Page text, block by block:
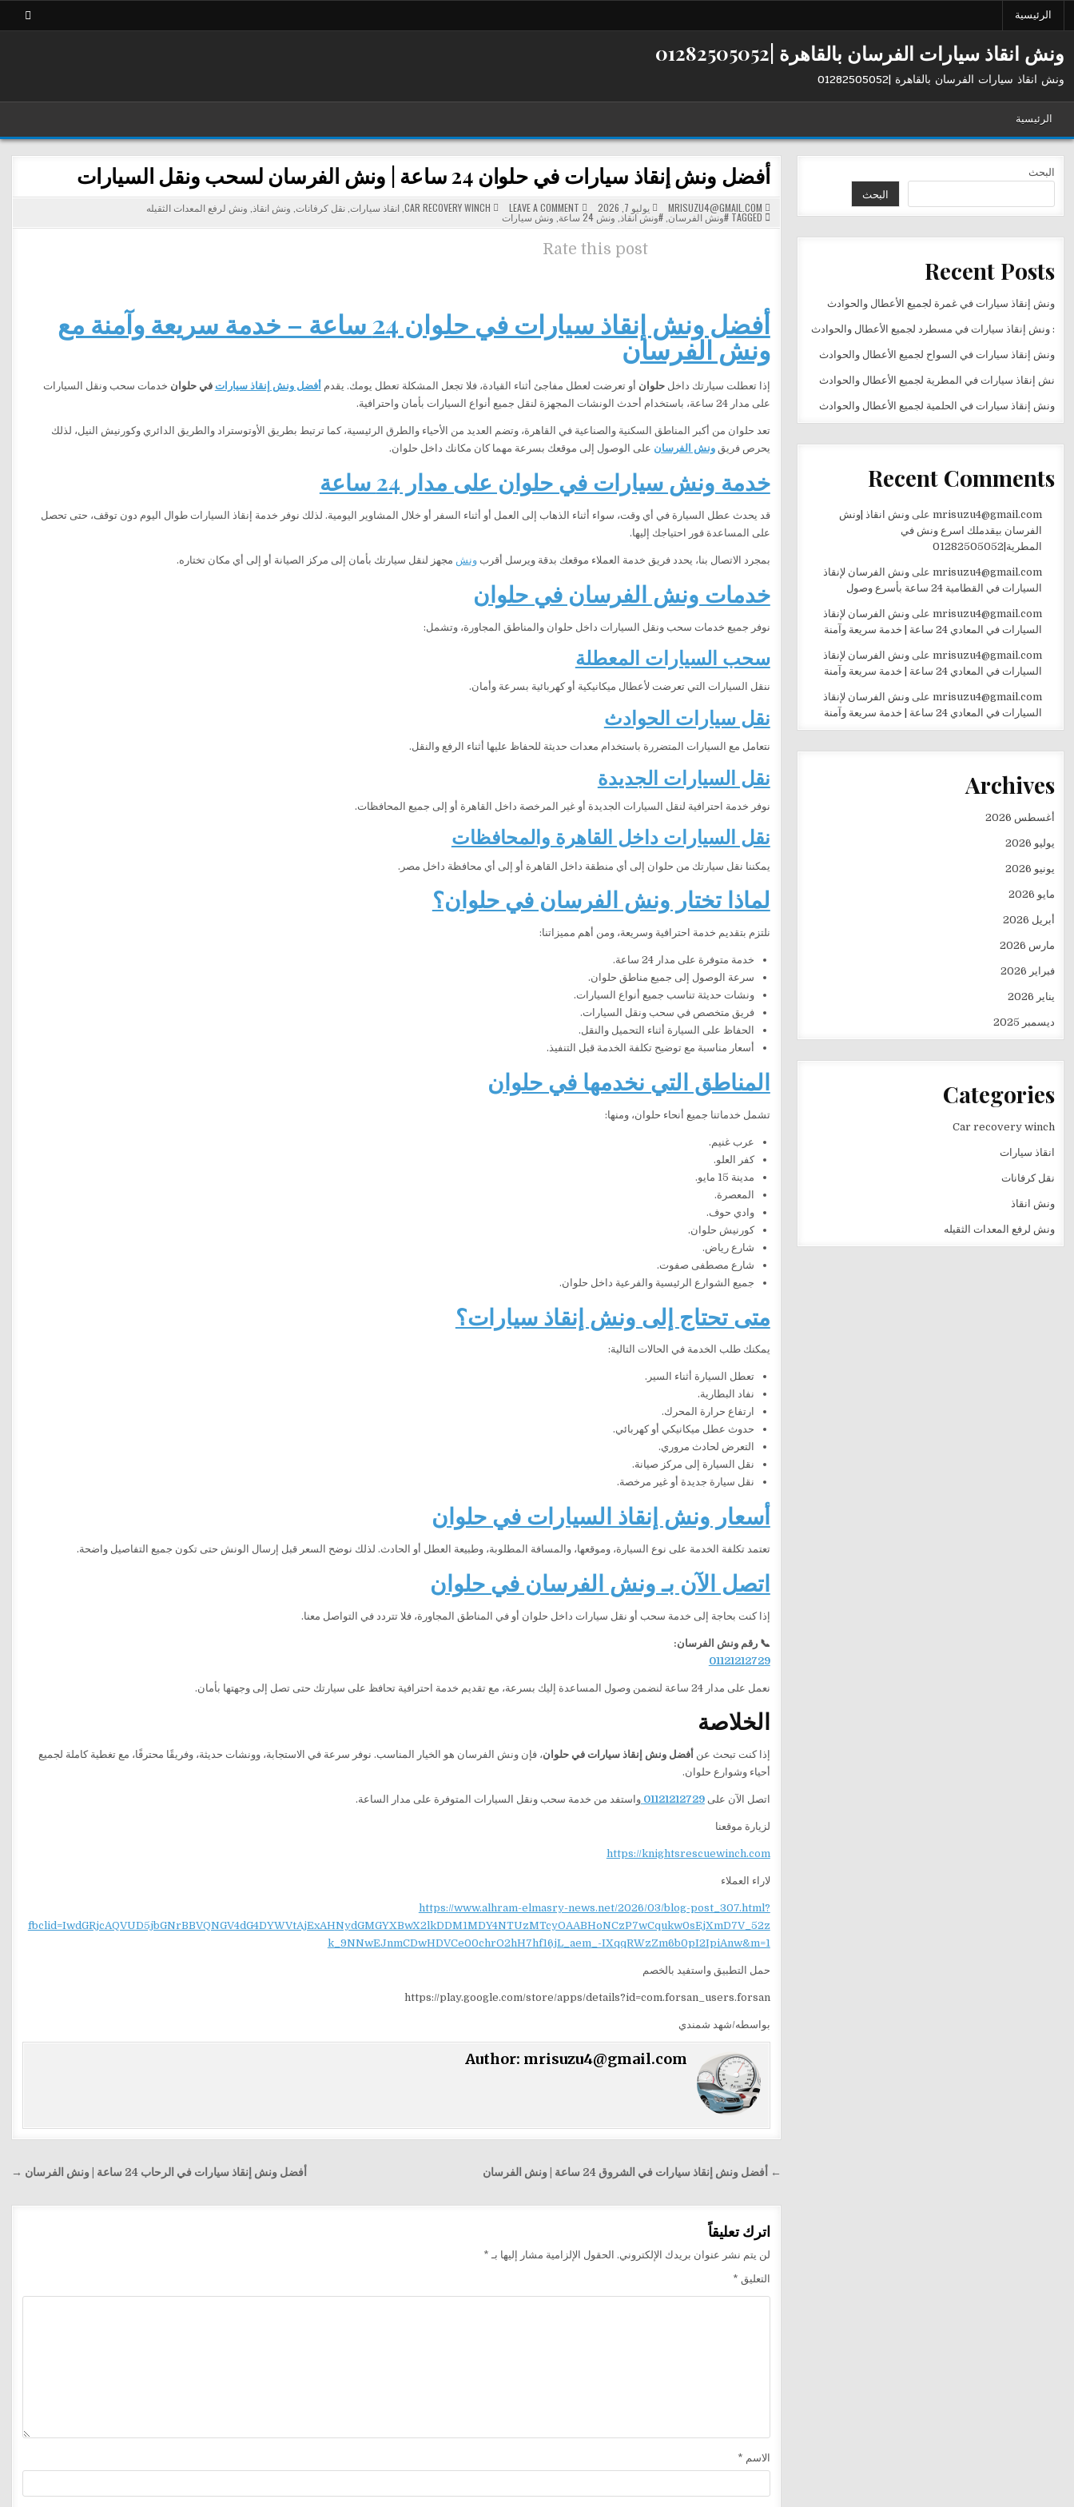
الرئيسية
ونش انقاذ سيارات الفرسان بالقاهرة |01282505052
ونش انقاذ سيارات الفرسان بالقاهرة |01282505052
الرئيسية
أفضل ونش إنقاذ سيارات في حلوان 24 ساعة | ونش الفرسان لسحب ونقل السيارات
MRISUZU4@GMAIL.COM يوليو 7, 2026 LEAVE A COMMENT
ON
أفضل
ونش
لسحب
ونقل
السيارات
POSTED
IN
CAR RECOVERY WINCH
,انقاذ سيارات ,نقل كرفانات ونش انقاذ ونش لرفع المعدات الثقيله
#ونش الفرسان ,#ونش انقاذ ونش 24 ساعة ونش سيارات
Rate this post
أفضل ونش إنقاذ سيارات في حلوان 24 ساعة – خدمة سريعة وآمنة مع
ونش الفرسان
إذا تعطلت سيارتك داخلحلوان أو تعرضت لعطل مفاجئ أثناء القيادة، فلا تجعل المشكلة تعطل يومك. يقدم أفضل ونش إنقاذ سيارات في حلوان خدمات سحب ونقل السيارات
على مدار 24 ساعة، باستخدام أحدث الونشات المجهزة لنقل جميع أنواع السيارات بأمان واحترافية.
تعد حلوان من أكبر المناطق السكنية والصناعية في القاهرة، وتضم العديد من الأحياء والطرق الرئيسية، كما ترتبط بطريق الأوتوستراد والطريق الدائري وكورنيش النيل، لذلك
يحرص فريقونش الفرسان على الوصول إلى موقعك بسرعة مهما كان مكانك داخل حلوان.
خدمة ونش سيارات في حلوان على مدار 24 ساعة
قد يحدث عطل السيارة في أي وقت، سواء أثناء الذهاب إلى العمل أو أثناء السفر أو خلال المشاوير اليومية. لذلك نوفر خدمة إنقاذ السيارات طوال اليوم دون توقف، حتى تحصل
على المساعدة فور احتياجك إليها.
بمجرد الاتصال بنا، يحدد فريق خدمة العملاء موقعك بدقة ويرسل أقربونش مجهز لنقل سيارتك بأمان إلى مركز الصيانة أو إلى أي مكان تختاره.
خدمات ونش الفرسان في حلوان
نوفر جميع خدمات سحب ونقل السيارات داخل حلوان والمناطق المجاورة، وتشمل:
سحب السيارات المعطلة
ننقل السيارات التي تعرضت لأعطال ميكانيكية أو كهربائية بسرعة وأمان.
نقل سيارات الحوادث
نتعامل مع السيارات المتضررة باستخدام معدات حديثة للحفاظ عليها أثناء الرفع والنقل.
نقل السيارات الجديدة
نوفر خدمة احترافية لنقل السيارات الجديدة أو غير المرخصة داخل القاهرة أو إلى جميع المحافظات.
نقل السيارات داخل القاهرة والمحافظات
يمكننا نقل سيارتك من حلوان إلى أي منطقة داخل القاهرة أو إلى أي محافظة داخل مصر.
لماذا تختار ونش الفرسان في حلوان؟
نلتزم بتقديم خدمة احترافية وسريعة، ومن أهم مميزاتنا:
خدمة متوفرة على مدار 24 ساعة.
سرعة الوصول إلى جميع مناطق حلوان.
ونشات حديثة تناسب جميع أنواع السيارات.
فريق متخصص في سحب ونقل السيارات.
الحفاظ على السيارة أثناء التحميل والنقل.
أسعار مناسبة مع توضيح تكلفة الخدمة قبل التنفيذ.
المناطق التي نخدمها في حلوان
تشمل خدماتنا جميع أنحاء حلوان، ومنها:
عرب غنيم.
كفر العلو.
مدينة 15 مايو.
المعصرة.
وادي حوف.
كورنيش حلوان.
شارع رياض.
شارع مصطفى صفوت.
جميع الشوارع الرئيسية والفرعية داخل حلوان.
متى تحتاج إلى ونش إنقاذ سيارات؟
يمكنك طلب الخدمة في الحالات التالية:
تعطل السيارة أثناء السير.
نفاد البطارية.
ارتفاع حرارة المحرك.
حدوث عطل ميكانيكي أو كهربائي.
التعرض لحادث مروري.
نقل السيارة إلى مركز صيانة.
نقل سيارة جديدة أو غير مرخصة.
أسعار ونش إنقاذ السيارات في حلوان
تعتمد تكلفة الخدمة على نوع السيارة، وموقعها، والمسافة المطلوبة، وطبيعة العطل أو الحادث. لذلك نوضح السعر قبل إرسال الونش حتى تكون جميع التفاصيل واضحة.
اتصل الآن بـ ونش الفرسان في حلوان
إذا كنت بحاجة إلى خدمة سحب أو نقل سيارات داخل حلوان أو في المناطق المجاورة، فلا تتردد في التواصل معنا.
📞 رقم ونش الفرسان:
01121212729
نعمل على مدار 24 ساعة لنضمن وصول المساعدة إليك بسرعة، مع تقديم خدمة احترافية تحافظ على سيارتك حتى تصل إلى وجهتها بأمان.
الخلاصة
إذا كنت تبحث عن أفضل ونش إنقاذ سيارات في حلوان، فإن ونش الفرسان هو الخيار المناسب. نوفر سرعة في الاستجابة، وونشات حديثة، وفريقًا محترفًا، مع تغطية كاملة لجميع
أحياء وشوارع حلوان.
اتصل الآن على01121212729 واستفد من خدمة سحب ونقل السيارات المتوفرة على مدار الساعة.
لزيارة موقعنا
https://knightsrescuewinch.com
لاراء العملاء
https://www.alhram-elmasry-news.net/2026/03/blog-post_307.html?
fbclid=IwdGRjcAQVUD5jbGNrBBVQNGV4dG4DYWVtAjExAHNydGMGYXBwX2lkDDM1MDY4NTUzMTcyOAABHoNCzP7wCqukw0sEjXmD7V_52z
k_9NNwEJnmCDwHDVCe00chrO2hH7hf16jL_aem_-IXqqRWzZm6b0pI2IpiAnw&m=1
حمل التطبيق واستفيد بالخصم
https://play.google.com/store/apps/details?id=com.forsan_users.forsan
بواسطه/شهد شمندي
Author: mrisuzu4@gmail.com
تصفّح أفضل ونش إنقاذ سيارات في الرحاب 24 ساعة | ونش الفرسان → ← أفضل ونش إنقاذ سيارات في الشروق 24 ساعة | ونش الفرسان
اترك تعليقاً
لن يتم نشر عنوان بريدك الإلكتروني. الحقول الإلزامية مشار إليها بـ *
التعليق *
الاسم *
البحث
البحث
Recent Posts
ونش إنقاذ سيارات في غمرة لجميع الأعطال والحوادث
: ونش إنقاذ سيارات في مسطرد لجميع الأعطال والحوادث
ونش إنقاذ سيارات في السواح لجميع الأعطال والحوادث
نش إنقاذ سيارات في المطرية لجميع الأعطال والحوادث
ونش إنقاذ سيارات في الحلمية لجميع الأعطال والحوادث
Recent Comments
mrisuzu4@gmail.comعلى ونش انقاذ |ونش
الفرسان بيقدملك اسرع ونش في
المطرية|01282505052
mrisuzu4@gmail.comعلى ونش الفرسان لإنقاذ
السيارات في القطامية 24 ساعة بأسرع وصول
mrisuzu4@gmail.comعلى ونش الفرسان لإنقاذ
السيارات في المعادي 24 ساعة | خدمة سريعة وآمنة
mrisuzu4@gmail.comعلى ونش الفرسان لإنقاذ
السيارات في المعادي 24 ساعة | خدمة سريعة وآمنة
mrisuzu4@gmail.comعلى ونش الفرسان لإنقاذ
السيارات في المعادي 24 ساعة | خدمة سريعة وآمنة
Archives
أغسطس 2026
يوليو 2026
يونيو 2026
مايو 2026
أبريل 2026
مارس 2026
فبراير 2026
يناير 2026
ديسمبر 2025
Categories
Car recovery winch
انقاذ سيارات
نقل كرفانات
ونش انقاذ
ونش لرفع المعدات الثقيله